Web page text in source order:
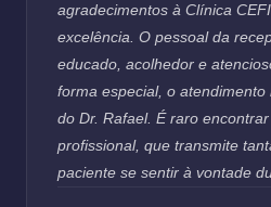
agradecimentos à Clínica
excelência. O pessoal da
educado, acolhedor e
forma especial, o
do Dr. Rafael. É raro
profissional, que transmite
paciente se sentir à vontade